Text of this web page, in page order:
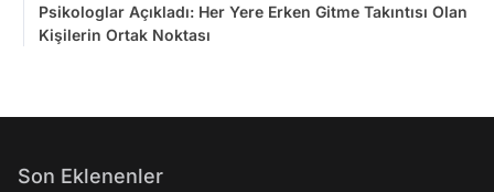
Psikologlar Açıkladı: Her Yere Erken Gitme Takıntısı Olan
Kişilerin Ortak Noktası
Son Eklenenler